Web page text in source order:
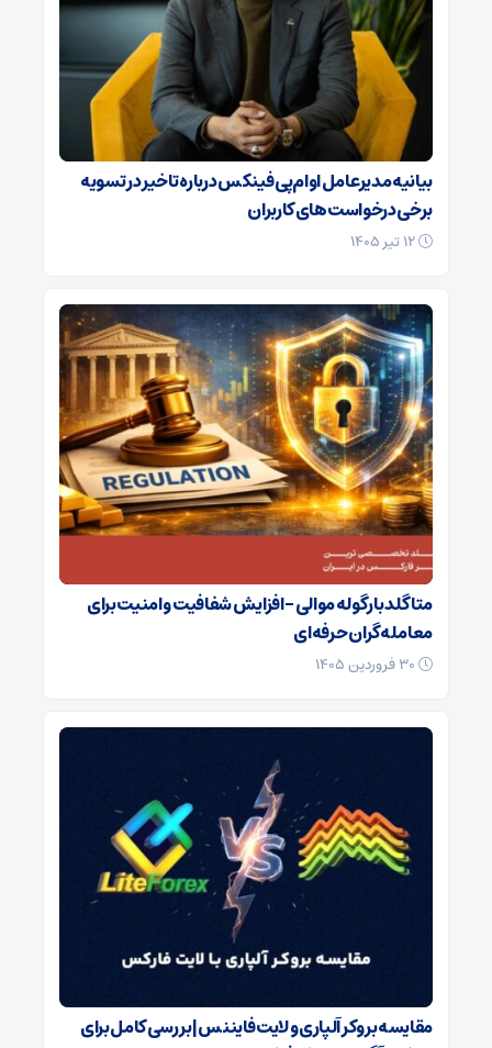
بیانیه مدیرعامل او‌ام‌پی فینکس درباره تاخیر در تسویه
برخی درخواست‌های کاربران
متاگلد با رگوله موالی – افزایش شفافیت و امنیت برای
معامله‌گران حرفه‌ای
مقایسه بروکر آلپاری و لایت فایننس | بررسی کامل برای